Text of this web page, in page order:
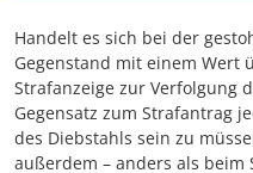
Handelt es sich bei der
Gegenstand mit einem Wert
Strafanzeige zur Verfolgung
Gegensatz zum Strafantrag
des Diebstahls sein zu
außerdem – anders als beim